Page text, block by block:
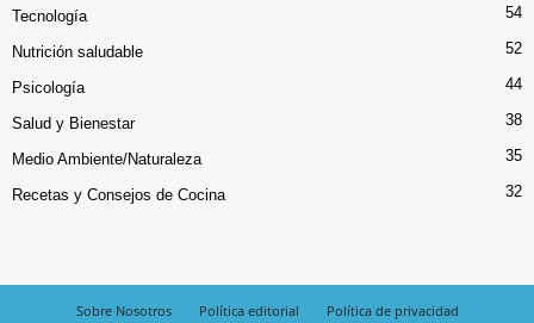
Tecnología 54
Nutrición saludable 52
Psicología 44
Salud y Bienestar 38
Medio Ambiente/Naturaleza 35
Recetas y Consejos de Cocina 32
Sobre Nosotros Política editorial Política de privacidad